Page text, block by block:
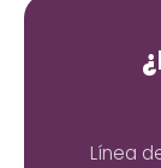
Línea